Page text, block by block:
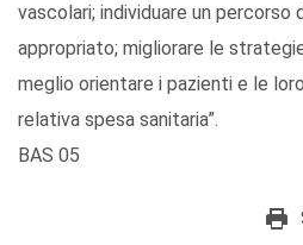
vascolari; individuare un
appropriato; migliorare le
meglio orientare i pazienti e le
relativa spesa sanitaria”.
BAS 05